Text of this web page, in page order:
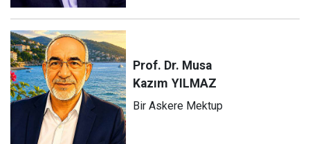
Prof. Dr. Musa
Kazım YILMAZ
Bir Askere Mektup